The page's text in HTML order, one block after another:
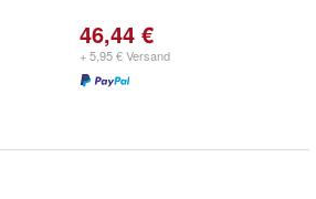
46,44 €
+ 5,95 € Versand